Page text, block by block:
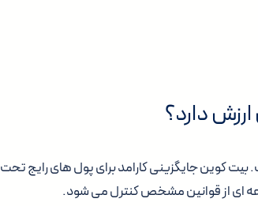
دارد؟
کوین جایگزینی کارامد برای پول های رایج تحت
ای از قوانین مشخص کنترل می شود.